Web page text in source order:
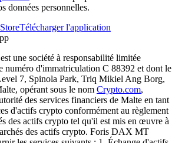
données personnelles.
Télécharger l'application
une société à responsabilité limitée
numéro d'immatriculation C 88392 et dont le
7, Spinola Park, Triq Mikiel Ang Borg,
opérant sous le nom Crypto.com,
des services financiers de Malte en tant
d'actifs crypto conformément au règlement
des actifs crypto tel qu'il est mis en œuvre à
des actifs crypto. Foris DAX MT